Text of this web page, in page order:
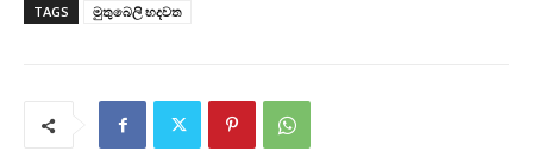
TAGS මුතුබෙලි හදවත